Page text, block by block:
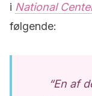
i National
følgende:
“En af